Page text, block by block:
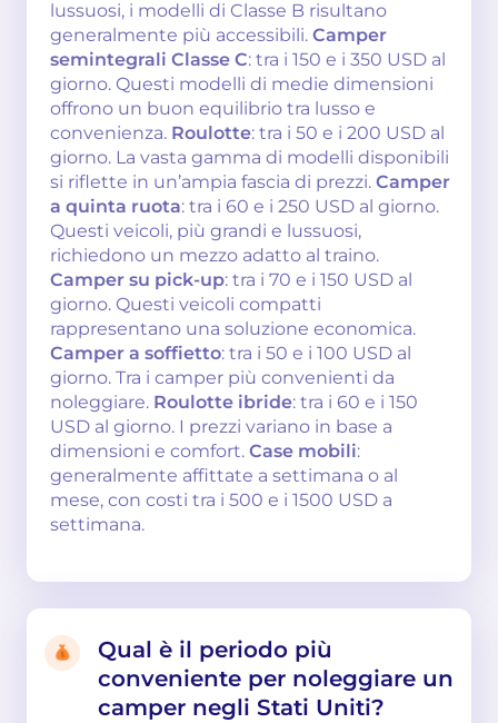
lussuosi, i modelli di Classe B risultano
generalmente più accessibili. Camper
semintegrali Classe C: tra i 150 e i 350 USD al
giorno. Questi modelli di medie dimensioni
offrono un buon equilibrio tra lusso e
convenienza. Roulotte: tra i 50 e i 200 USD al
giorno. La vasta gamma di modelli disponibili
si riflette in un’ampia fascia di prezzi. Camper
a quinta ruota: tra i 60 e i 250 USD al giorno.
Questi veicoli, più grandi e lussuosi,
richiedono un mezzo adatto al traino.
Camper su pick-up: tra i 70 e i 150 USD al
giorno. Questi veicoli compatti
rappresentano una soluzione economica.
Camper a soffietto: tra i 50 e i 100 USD al
giorno. Tra i camper più convenienti da
noleggiare. Roulotte ibride: tra i 60 e i 150
USD al giorno. I prezzi variano in base a
dimensioni e comfort. Case mobili:
generalmente affittate a settimana o al
mese, con costi tra i 500 e i 1500 USD a
settimana.
Qual è il periodo più
conveniente per noleggiare un
camper negli Stati Uniti?